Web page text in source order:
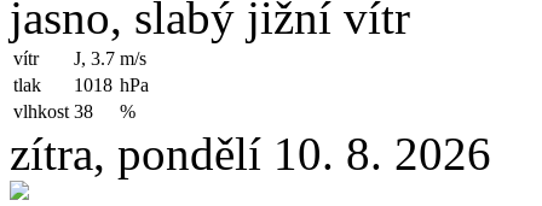
jasno, slabý jižní vítr
vítr J, 3.7 m/s
tlak
1018 hPa
vlhkost 38 %
zítra, pondělí 10. 8. 2026